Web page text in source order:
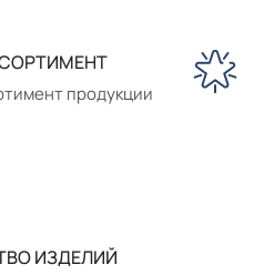
продукции
ИЗДЕЛИЙ